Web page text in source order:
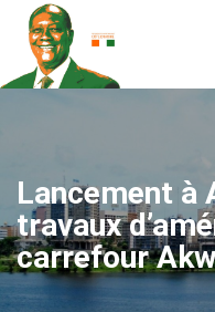
Lancement à
travaux
carrefour